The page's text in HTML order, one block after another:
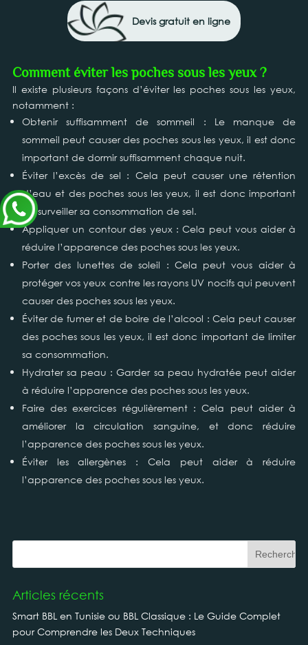
Devis gratuit en ligne
Comment éviter les poches sous les yeux ?
Il existe plusieurs façons d’éviter les poches sous les yeux,
notamment :
Obtenir suffisamment de sommeil : Le manque de
sommeil peut causer des poches sous les yeux, il est donc
important de dormir suffisamment chaque nuit.
Éviter l’excès de sel : Cela peut causer une rétention
d’eau et des poches sous les yeux, il est donc important
de surveiller sa consommation de sel.
Appliquer un contour des yeux : Cela peut vous aider à
réduire l’apparence des poches sous les yeux.
Porter des lunettes de soleil : Cela peut vous aider à
protéger vos yeux contre les rayons UV nocifs qui peuvent
causer des poches sous les yeux.
Éviter de fumer et de boire de l’alcool : Cela peut causer
des poches sous les yeux, il est donc important de limiter
sa consommation.
Hydrater sa peau : Garder sa peau hydratée peut aider
à réduire l’apparence des poches sous les yeux.
Faire des exercices régulièrement : Cela peut aider à
améliorer la circulation sanguine, et donc réduire
l’apparence des poches sous les yeux.
Éviter les allergènes : Cela peut aider à réduire
l’apparence des poches sous les yeux.
Articles récents
Smart BBL en Tunisie ou BBL Classique : Le Guide Complet
pour Comprendre les Deux Techniques